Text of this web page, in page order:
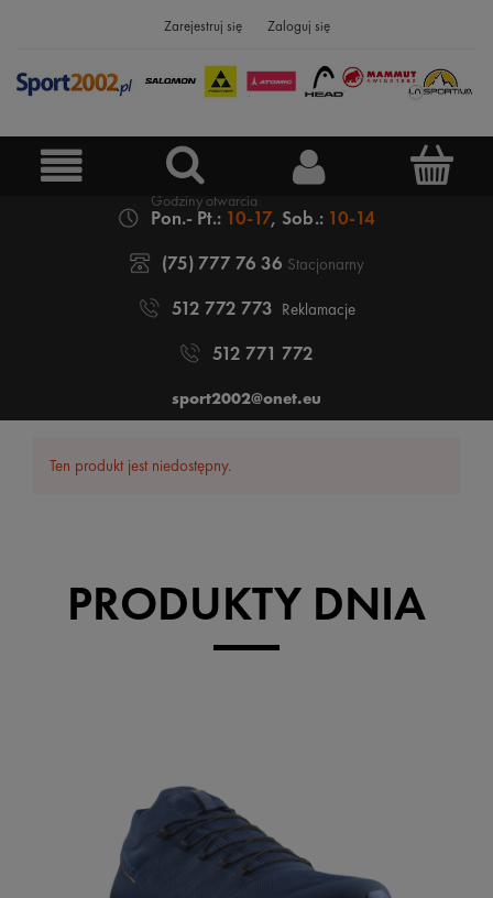
Zarejestruj się Zaloguj się
Pon.- Pt.: 10-17, Sob.: 10-14
(75) 777 76 36 Stacjonarny
512 772 773 Reklamacje
512 771 772
sport2002@onet.eu
Ten produkt jest niedostępny.
PRODUKTY DNIA